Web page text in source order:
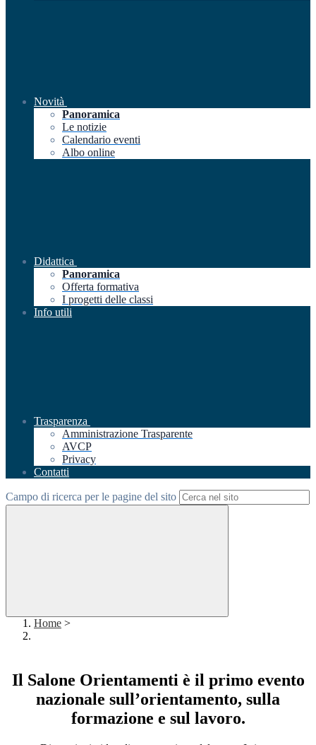
Novità
Panoramica
Le notizie
Calendario eventi
Albo online
Didattica
Panoramica
Offerta formativa
I progetti delle classi
Info utili
Trasparenza
Amministrazione Trasparente
AVCP
Privacy
Contatti
Campo di ricerca per le pagine del sito
Home >
Il Salone Orientamenti è il primo evento
nazionale sull’orientamento, sulla
formazione e sul lavoro.